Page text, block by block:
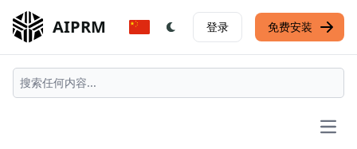
AIPRM 登录 免费安装